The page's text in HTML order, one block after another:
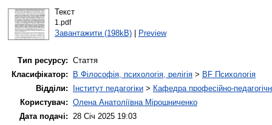
Текст
1.pdf
Завантажити (198kB)| Preview
Тип ресурсу: Стаття
Класифікатор:
B Філософія, психологія, релігія > BF Психологія
Відділи:
Інститут педагогіки > Кафедра професійно-
Користувач: Олена Анатоліївна Мірошниченко
Дата подачі: 28 Січ 2025 19:03